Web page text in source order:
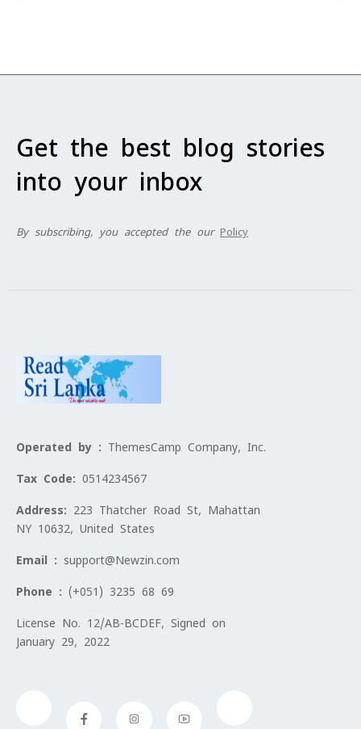
Get the best blog stories
into your inbox
By subscribing, you accepted the our Policy
Operated by : ThemesCamp Company, Inc.
Tax Code: 0514234567
Address: 223 Thatcher Road St, Mahattan
NY 10632, United States
Email : support@Newzin.com
Phone : (+051) 3235 68 69
License No. 12/AB-BCDEF, Signed on
January 29, 2022